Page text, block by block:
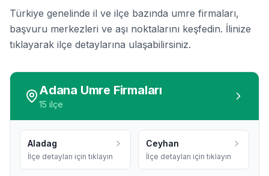
Türkiye genelinde il ve ilçe bazında umre firmaları,
başvuru merkezleri ve aşı noktalarını keşfedin. İlinize
tıklayarak ilçe detaylarına ulaşabilirsiniz.
Adana Umre Firmaları
15 ilçe
Aladag
İlçe detayları için tıklayın
Ceyhan
İlçe detayları için tıklayın